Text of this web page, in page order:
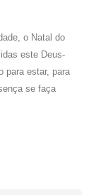
o Natal do
este Deus-
para estar, para
se faça